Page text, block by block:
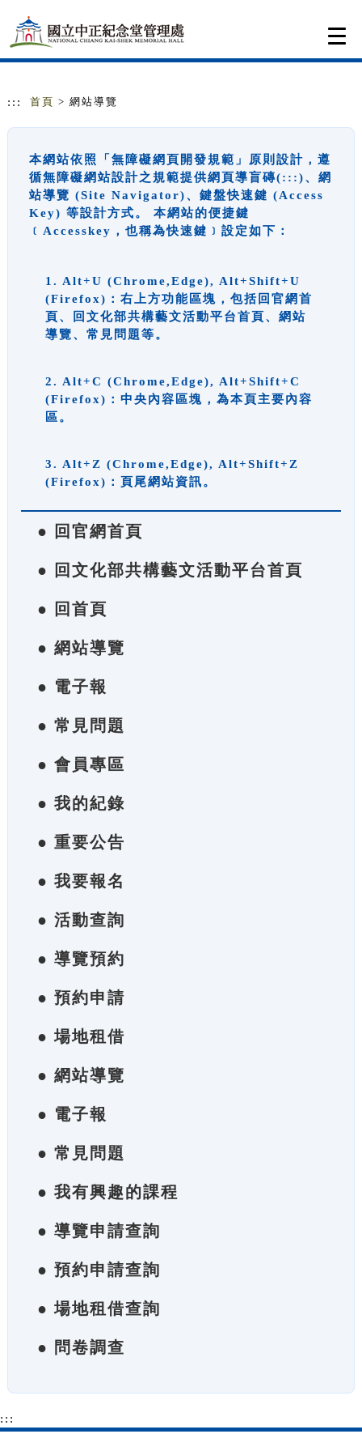
::: 首頁 > 網站導覽
本網站依照「無障礙網頁開發規範」原則設計，遵
循無障礙網站設計之規範提供網頁導盲磚(:::)、網
站導覽 (Site Navigator)、鍵盤快速鍵 (Access
Key) 等設計方式。 本網站的便捷鍵
﹝Accesskey，也稱為快速鍵﹞設定如下：
1. Alt+U (Chrome,Edge), Alt+Shift+U
(Firefox)：右上方功能區塊，包括回官網首
頁、回文化部共構藝文活動平台首頁、網站
導覽、常見問題等。
2. Alt+C (Chrome,Edge), Alt+Shift+C
(Firefox)：中央內容區塊，為本頁主要內容
區。
3. Alt+Z (Chrome,Edge), Alt+Shift+Z
(Firefox)：頁尾網站資訊。
● 回官網首頁
● 回文化部共構藝文活動平台首頁
● 回首頁
● 網站導覽
● 電子報
● 常見問題
● 會員專區
● 我的紀錄
● 重要公告
● 我要報名
● 活動查詢
● 導覽預約
● 預約申請
● 場地租借
● 網站導覽
● 電子報
● 常見問題
● 我有興趣的課程
● 導覽申請查詢
● 預約申請查詢
● 場地租借查詢
● 問卷調查
:::